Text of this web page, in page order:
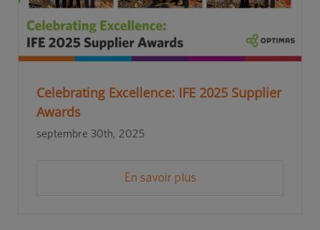
Celebrating Excellence: IFE 2025 Supplier
Awards
septembre 30th, 2025
En savoir plus